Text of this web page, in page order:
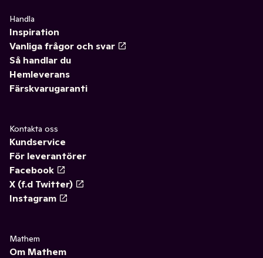
Handla
Inspiration
Vanliga frågor och svar
Så handlar du
Hemleverans
Färskvarugaranti
Kontakta oss
Kundservice
För leverantörer
Facebook
X (f.d Twitter)
Instagram
Mathem
Om Mathem